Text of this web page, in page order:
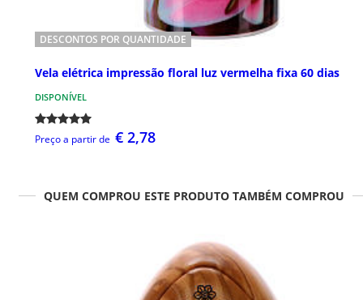
DESCONTOS POR QUANTIDADE
Vela elétrica impressão floral luz vermelha fixa 60 dias
DISPONÍVEL
Preço a partir de € 2,78
QUEM COMPROU ESTE PRODUTO TAMBÉM COMPROU